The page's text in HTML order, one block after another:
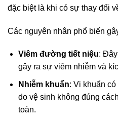
đặc biệt là khi có sự thay đổi
Các nguyên nhân phổ biến
Viêm đường tiết niệu:
gây ra sự viêm nhiễm và
Nhiễm khuẩn: Vi khuẩn
do vệ sinh không đúng
toàn.